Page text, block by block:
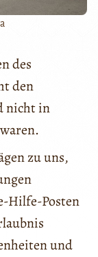
des
den
nicht in
zu uns,
Hilfe-Posten
und